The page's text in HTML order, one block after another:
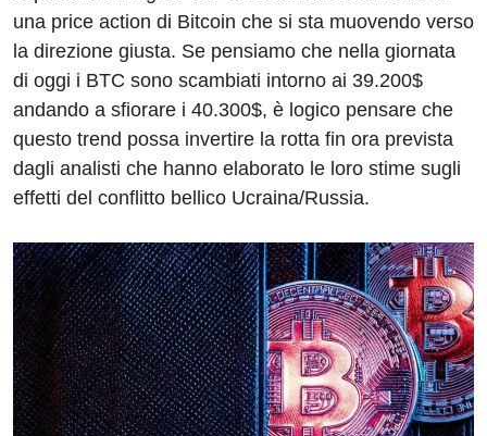
o
k
p
una price action di Bitcoin che si sta muovendo verso
la direzione giusta. Se pensiamo che nella giornata
di oggi i BTC sono scambiati intorno ai 39.200$
andando a sfiorare i 40.300$, è logico pensare che
questo trend possa invertire la rotta fin ora prevista
dagli analisti che hanno elaborato le loro stime sugli
effetti del conflitto bellico Ucraina/Russia.